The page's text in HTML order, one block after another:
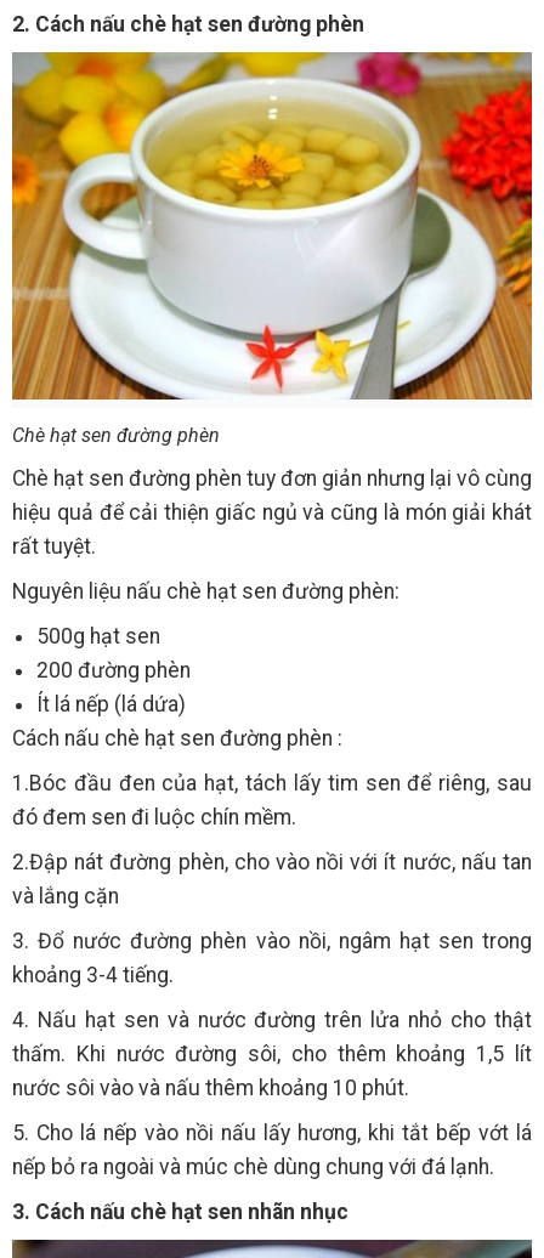
2. Cách nấu chè hạt sen đường phèn
Chè hạt sen đường phèn
Chè hạt sen đường phèn tuy đơn giản nhưng lại vô cùng
hiệu quả để cải thiện giấc ngủ và cũng là món giải khát
rất tuyệt.
Nguyên liệu nấu chè hạt sen đường phèn:
500g hạt sen
200 đường phèn
Ít lá nếp (lá dứa)
Cách nấu chè hạt sen đường phèn :
1.Bóc đầu đen của hạt, tách lấy tim sen để riêng, sau
đó đem sen đi luộc chín mềm.
2.Đập nát đường phèn, cho vào nồi với ít nước, nấu tan
và lắng cặn
3. Đổ nước đường phèn vào nồi, ngâm hạt sen trong
khoảng 3-4 tiếng.
4. Nấu hạt sen và nước đường trên lửa nhỏ cho thật
thấm. Khi nước đường sôi, cho thêm khoảng 1,5 lít
nước sôi vào và nấu thêm khoảng 10 phút.
5. Cho lá nếp vào nồi nấu lấy hương, khi tắt bếp vớt lá
nếp bỏ ra ngoài và múc chè dùng chung với đá lạnh.
3. Cách nấu chè hạt sen nhãn nhục